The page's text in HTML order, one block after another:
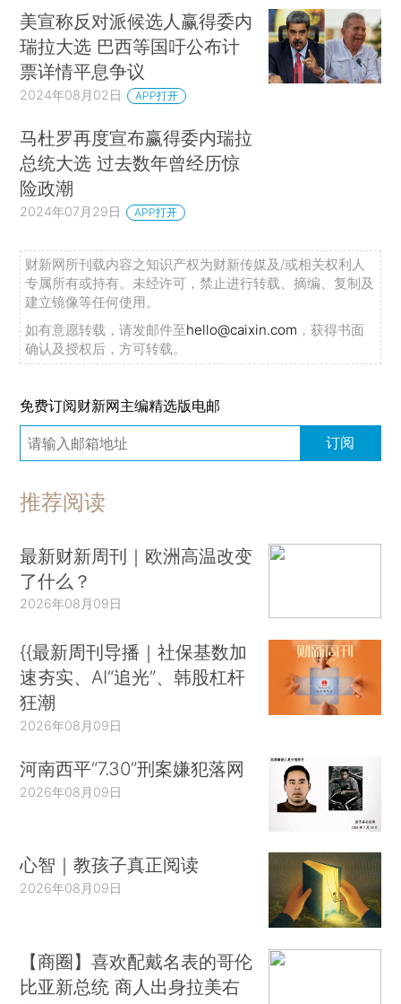
美宣称反对派候选人赢得委内
瑞拉大选 巴西等国吁公布计
票详情平息争议
2024年08月02日 APP打开
马杜罗再度宣布赢得委内瑞拉
总统大选 过去数年曾经历惊
险政潮
2024年07月29日 APP打开
财新网所刊载内容之知识产权为财新传媒及/或相关权利人
专属所有或持有。未经许可，禁止进行转载、摘编、复制及
建立镜像等任何使用。
如有意愿转载，请发邮件至hello@caixin.com ，获得书面
确认及授权后，方可转载。
免费订阅财新网主编精选版电邮
订阅
推荐阅读
最新财新周刊｜欧洲高温改变
了什么？
2026年08月09日
{{最新周刊导播｜社保基数加
速夯实、AI“追光”、韩股杠杆
狂潮
2026年08月09日
河南西平“7.30”刑案嫌犯落网
2026年08月09日
心智｜教孩子真正阅读
2026年08月09日
【商圈】喜欢配戴名表的哥伦
比亚新总统 商人出身拉美右